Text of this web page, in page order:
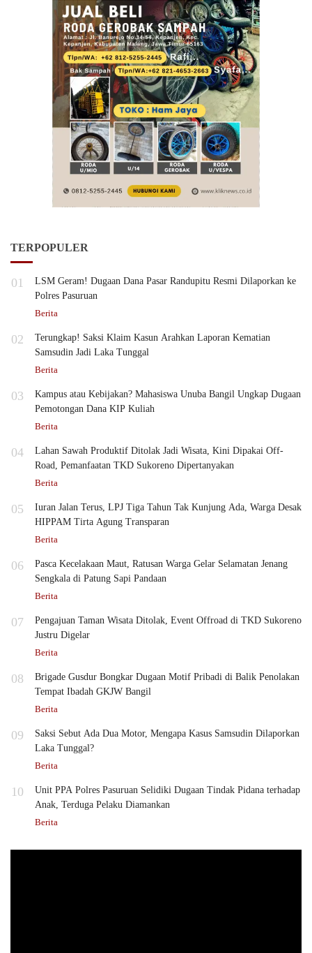
TERPOPULER
01
LSM Geram! Dugaan Dana Pasar Randupitu Resmi Dilaporkan ke
Polres Pasuruan
Berita
02
Terungkap! Saksi Klaim Kasun Arahkan Laporan Kematian
Samsudin Jadi Laka Tunggal
Berita
03
Kampus atau Kebijakan? Mahasiswa Unuba Bangil Ungkap Dugaan
Pemotongan Dana KIP Kuliah
Berita
04
Lahan Sawah Produktif Ditolak Jadi Wisata, Kini Dipakai Off-
Road, Pemanfaatan TKD Sukoreno Dipertanyakan
Berita
05
Iuran Jalan Terus, LPJ Tiga Tahun Tak Kunjung Ada, Warga Desak
HIPPAM Tirta Agung Transparan
Berita
06
Pasca Kecelakaan Maut, Ratusan Warga Gelar Selamatan Jenang
Sengkala di Patung Sapi Pandaan
Berita
07
Pengajuan Taman Wisata Ditolak, Event Offroad di TKD Sukoreno
Justru Digelar
Berita
08
Brigade Gusdur Bongkar Dugaan Motif Pribadi di Balik Penolakan
Tempat Ibadah GKJW Bangil
Berita
09
Saksi Sebut Ada Dua Motor, Mengapa Kasus Samsudin Dilaporkan
Laka Tunggal?
Berita
10
Unit PPA Polres Pasuruan Selidiki Dugaan Tindak Pidana terhadap
Anak, Terduga Pelaku Diamankan
Berita